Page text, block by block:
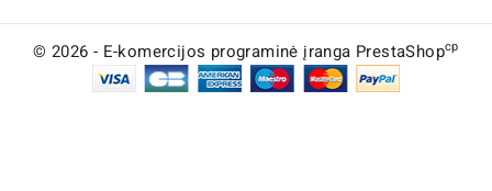
© 2026 - E-komercijos programinė įranga PrestaShopcp